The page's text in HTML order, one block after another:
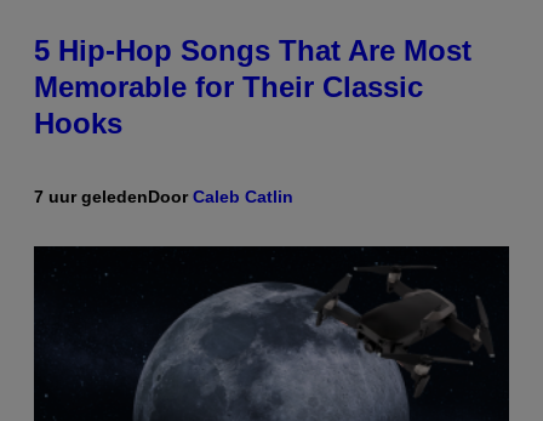
5 Hip-Hop Songs That Are Most
Memorable for Their Classic
Hooks
7 uur geledenDoorCaleb Catlin